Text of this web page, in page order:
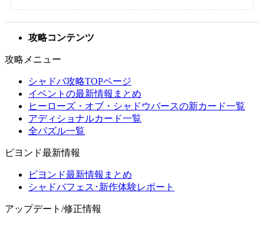
攻略コンテンツ
攻略メニュー
シャドバ攻略TOPページ
イベントの最新情報まとめ
ヒーローズ・オブ・シャドウバースの新カード一覧
アディショナルカード一覧
全パズル一覧
ビヨンド最新情報
ビヨンド最新情報まとめ
シャドバフェス･新作体験レポート
アップデート/修正情報